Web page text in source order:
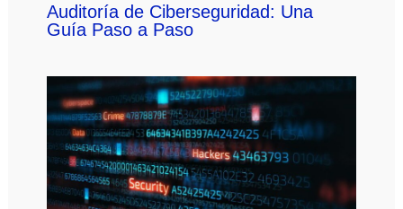
Auditoría de Ciberseguridad: Una
Guía Paso a Paso